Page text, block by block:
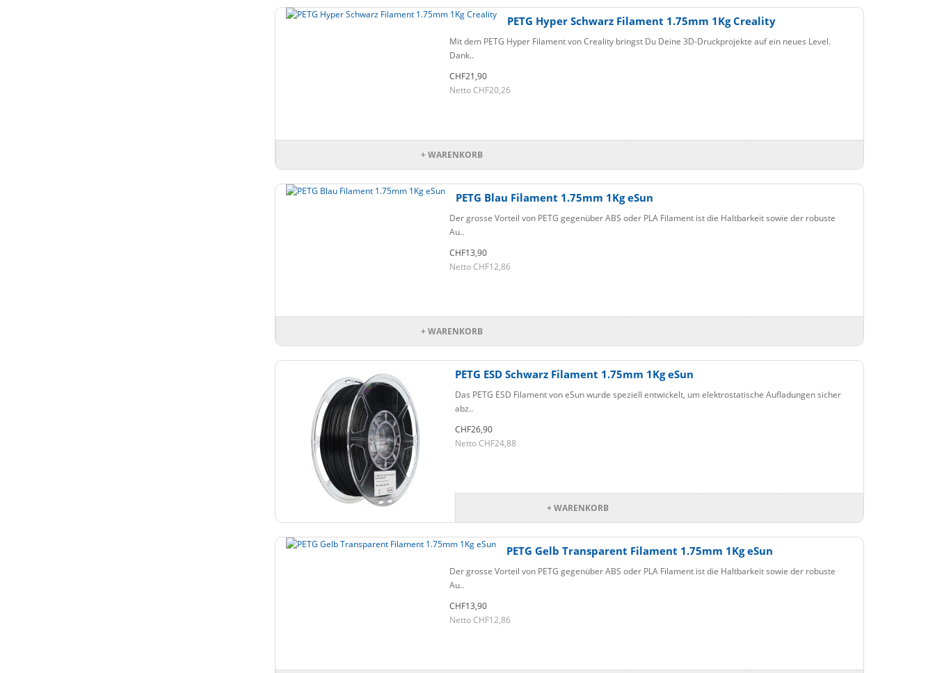
PETG Hyper Schwarz Filament 1.75mm 1Kg Creality
Mit dem PETG Hyper Filament von Creality bringst Du Deine 3D-Druckprojekte auf ein neues Level.
Dank..
CHF21,90
Netto CHF20,26
+ WARENKORB
PETG Blau Filament 1.75mm 1Kg eSun
Der grosse Vorteil von PETG gegenüber ABS oder PLA Filament ist die Haltbarkeit sowie der robuste
Au..
CHF13,90
Netto CHF12,86
+ WARENKORB
PETG ESD Schwarz Filament 1.75mm 1Kg eSun
Das PETG ESD Filament von eSun wurde speziell entwickelt, um elektrostatische Aufladungen sicher
abz..
CHF26,90
Netto CHF24,88
+ WARENKORB
PETG Gelb Transparent Filament 1.75mm 1Kg eSun
Der grosse Vorteil von PETG gegenüber ABS oder PLA Filament ist die Haltbarkeit sowie der robuste
Au..
CHF13,90
Netto CHF12,86